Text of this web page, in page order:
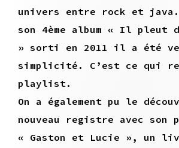
univers entre rock et
son 4ème album « Il pleut
» sorti en 2011 il a été
simplicité. C’est ce qui
playlist.
On a également pu le
nouveau registre avec son
« Gaston et Lucie », un